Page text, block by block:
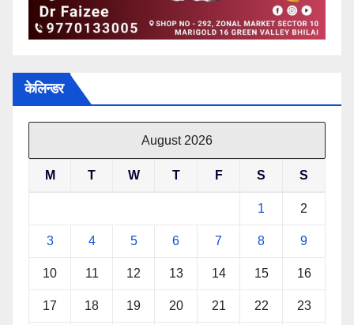
केलिन्डर
August 2026
M T W T F S S
1 2
3 4 5 6 7 8 9
10 11 12 13 14 15 16
17 18 19 20 21 22 23